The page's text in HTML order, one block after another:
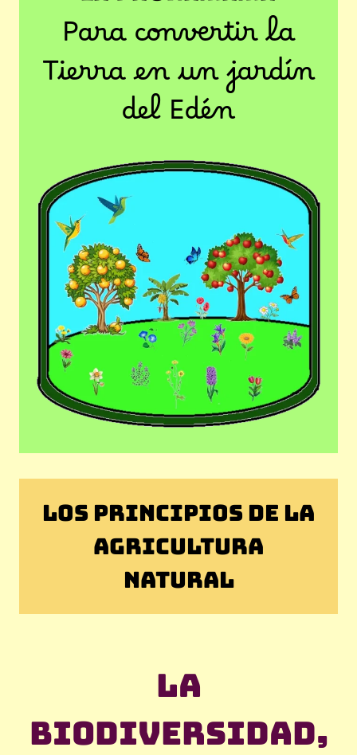
Para convertir la
Tierra en un jardín
del Edén
LOS PRINCIPIOS DE LA
AGRICULTURA
NATURAL
La
biodiversidad,